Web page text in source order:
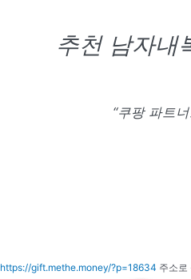
추천 남자내
“쿠팡 파트
https://gift.methe.money/?p=18634 주소로